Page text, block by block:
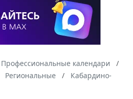
Профессиональные календари
Региональные
Кабардино-